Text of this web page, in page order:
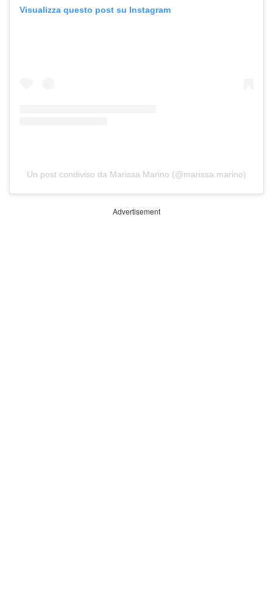
Visualizza questo post su Instagram
Un post condiviso da Marissa Marino (@marissa.marino)
Advertisement